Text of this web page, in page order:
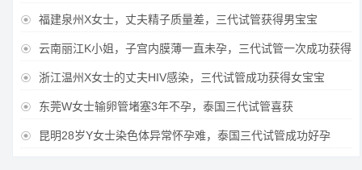
 福建泉州X女士，丈夫精子质量差，三代试管获得男宝宝
 云南丽江K小姐，子宫内膜薄一直未孕，三代试管一次成功获得
 浙江温州X女士的丈夫HIV感染，三代试管成功获得女宝宝
 东莞W女士输卵管堵塞3年不孕，泰国三代试管喜获
 昆明28岁Y女士染色体异常怀孕难，泰国三代试管成功好孕